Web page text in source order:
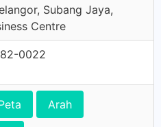
Subang Jaya,
Centre
0022
Arah